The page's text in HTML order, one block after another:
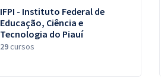
IFPI - Instituto Federal de
Educação, Ciência e
Tecnologia do Piauí
29cursos